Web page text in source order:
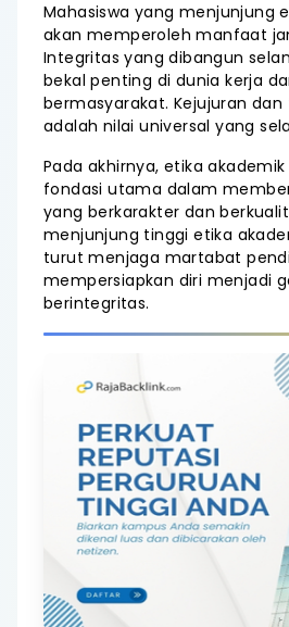
Mahasiswa yang menjunjung
akan memperoleh manfaat
Integritas yang dibangun
bekal penting di dunia kerja
bermasyarakat. Kejujuran
adalah nilai universal yang
Pada akhirnya, etika
fondasi utama dalam
yang berkarakter dan
menjunjung tinggi etika
turut menjaga martabat
mempersiapkan diri menjadi
berintegritas.